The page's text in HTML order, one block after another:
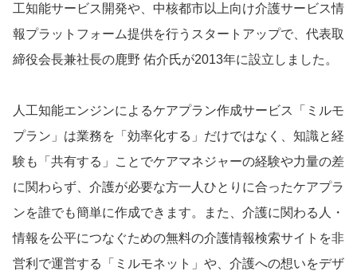
⼯知能サービス開発や、中核都市以上向け介護サービス情
報プラットフォーム提供を行うスタートアップで、代表取
締役会長兼社長の鹿野 佑介氏が2013年に設立しました。
人工知能エンジンによるケアプラン作成サービス「ミルモ
プラン」は業務を「効率化する」だけではなく、知識と経
験も「共有する」ことでケアマネジャーの経験や力量の差
に関わらず、介護が必要な方一人ひとりに合ったケアプラ
ンを誰でも簡単に作成できます。また、介護に関わる人・
情報を公平につなぐための無料の介護情報検索サイトを非
営利で運営する「ミルモネット」や、介護への想いをデザ